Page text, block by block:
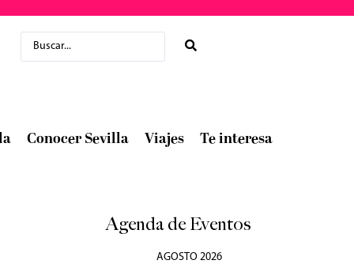
Conocer Sevilla Viajes Te interesa
Agenda de Eventos
AGOSTO 2026